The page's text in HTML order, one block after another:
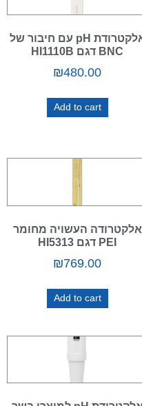
אלקטרודת pH עם חיבור של
BNC דגם HI1110B
₪480.00
Add to cart
אלקטרודה העשויה מחומר
PEI דגם HI5313
₪769.00
Add to cart